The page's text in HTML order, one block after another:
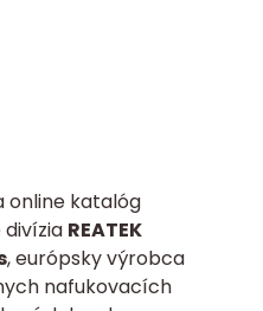
online katalóg
REATEK
, európsky výrobca
nafukovacích